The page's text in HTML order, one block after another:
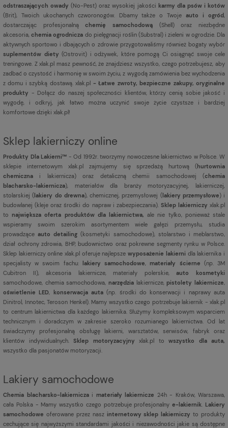
odstraszających owady(No-Pest) oraz wysokiej jakości karmy dla psów i kotów
(Brit), Twoich ukochanych czworonogów. Dbamy także o Twojeauto i ogród
dostarczając profesjonalnąchemię samochodową (Shell) oraz niezbędne
akcesoria,chemia ogrodnicza do pielęgnacji roślin (Substral) i zieleni w ogrodzie. Dla
aktywnych sportowo i dbających o zdrowie przygotowaliśmy również bogaty wybór
suplementów diety (Ostrovit) i odżywek, które pomogą Ci osiągnąć swoje cele
treningowe. Z xlak.pl masz pewność, że znajdziesz wszystko, czego potrzebujesz, aby
zadbać o czystość i harmonię w swoim życiu, z wygodą zamówienia bez wychodzenia
z domu i szybką dostawą. xlak.pl - Łatwe zwroty, bezpieczne zakupy, oryginalne
produkty - Dołącz do naszej społeczności klientów, którzy cenią sobie jakość i
wygodę, i odkryj, jak łatwo można uczynić swoje życie czystsze i bardziej
komfortowe dzięki xlak.pl!
Sklep lakierniczy online
Produkty Dla Lakierni™ - Od 1992r. tworzymy nowoczesne lakiernictwo w Polsce. W
sklepie internetowym xlak.pl zajmujemy się sprzedażą hurtową (hurtownia
chemiczna i lakiernicza) oraz detaliczną chemii samochodowej (chemia
blacharsko-lakiernicza), materiałów dla branży motoryzacyjnej, lakierniczej,
stolarskiej (lakiery do drewna), chemicznej, przemysłowej (lakiery przemysłowe) i
budowlanej (kleje oraz środki do napraw i zabezpieczania). Sklep lakierniczy xlak.pl
tonajwiększa oferta produktów dla lakiernictwa,ale nie tylko, ponieważ stale
wspieramy swoim szerokim asortymentem wiele gałęzi przemysłu, studia
prowadząceauto detailing(kosmetyki samochodowe), stolarstwo i meblarstwo,
dział ochrony zdrowia, BHP, budownictwo oraz pokrewne segmenty rynku w Polsce.
Sklep lakierniczy online xlak.pl oferuje najlepszewyposażenie lakierni dla lakiernika i
specjalisty w swoim fachu: lakiery samochodowe ,materiały ścierne (np. 3M
Cubitron II), akcesoria lakiernicze, materiały polerskie,auto kosmetyki
samochodowe, chemia samochodowa, narzędzia lakiernicze,pistolety lakiernicze
oświetlenie LED
konserwacja auta(np. środki do konserwacji i naprawy auta
Dinitrol, Innotec, Teroson Henkel). Mamy wszystko czego potrzebuje lakiernik - xlak.pl
to centrum lakiernictwa dla każdego lakiernika. Służymy kompleksowym wsparciem
technicznym i doradczym w zakresie szeroko rozumianego lakiernictwa. Od lat
świadczymy profesjonalną obsługę lakierni, warsztatów, serwisów, fabryk oraz
klientów indywidualnych. Sklep motoryzacyjny xlak.pl to wszystko dla auta,
wszystko dla pasjonatów motoryzacji.
Lakiery samochodowe
Chemia blacharsko-lakierniczai materiały lakiernicze 24h - Kraków, Warszawa,
cała Polska - Mamy wszystko czego potrzebuje profesjonalnye-lakiernik Lakiery
samochodowe oferowane przez nasz internetowy sklep lakierniczy to produkty
cechujące się najwyższymi standardami jakości i niezawodności jakie są dostępne